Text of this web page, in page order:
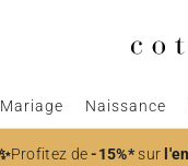
Mariage Naissance
Profitez de-15%*sur